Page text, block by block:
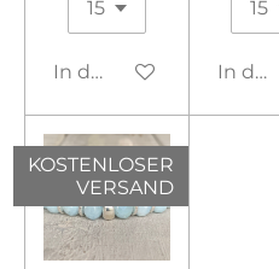
In den WarenkorbIn
KOSTENLOSER
VERSAND